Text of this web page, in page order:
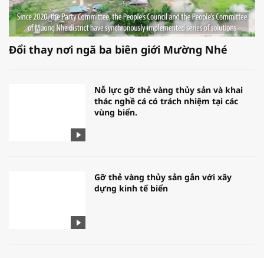
Đổi thay nơi ngã ba biên giới Mường Nhé
Nỗ lực gỡ thẻ vàng thủy sản và khai
thác nghề cá có trách nhiệm tại các
vùng biển.
Gỡ thẻ vàng thủy sản gắn với xây
dựng kinh tế biển